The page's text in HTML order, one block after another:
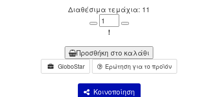
Διαθέσιμα τεμάχια: 11
Minus
Plus
!
Προσθήκη στο καλάθι
GloboStar Ερώτηση για το προϊόν
Κοινοποίηση